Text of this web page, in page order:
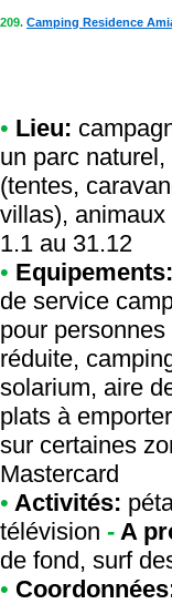
209. Camping Residence
• Lieu:
un parc
(tentes,
villas),
1.1 au 31.12
• Equipements:
de service
pour
réduite,
solarium, aire
plats à
sur certaines
Mastercard
• Activités:
télévision - A
de fond, surf
•